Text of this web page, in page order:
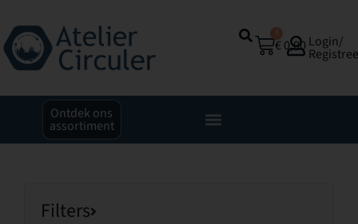
€ 0,00 Login/
Ontdek ons
assortiment
Filters